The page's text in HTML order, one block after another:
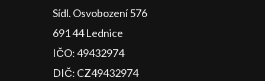
Sídl. Osvobození 576
691 44 Lednice
IČO: 49432974
DIČ: CZ49432974